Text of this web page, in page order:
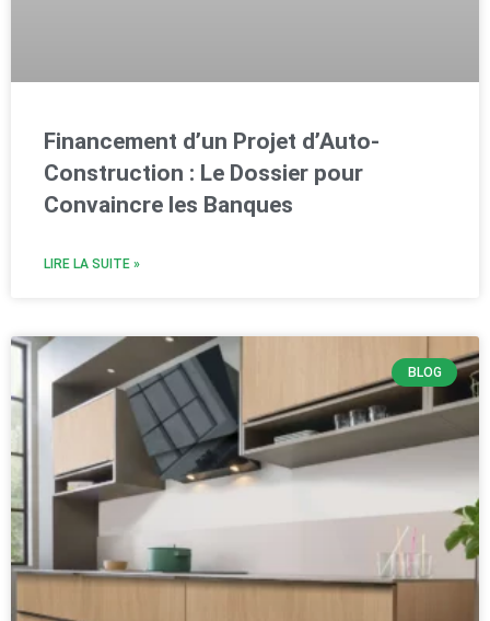
Financement d’un Projet d’Auto-
Construction : Le Dossier pour
Convaincre les Banques
LIRE LA SUITE »
BLOG